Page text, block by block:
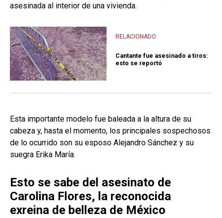
asesinada al interior de una vivienda.
RELACIONADO
Cantante fue asesinado a tiros:
esto se reportó
Esta importante modelo fue baleada a la altura de su
cabeza y, hasta el momento, los principales sospechosos
de lo ocurrido son su esposo Alejandro Sánchez y su
suegra Erika María.
Esto se sabe del asesinato de
Carolina Flores, la reconocida
exreina de belleza de México